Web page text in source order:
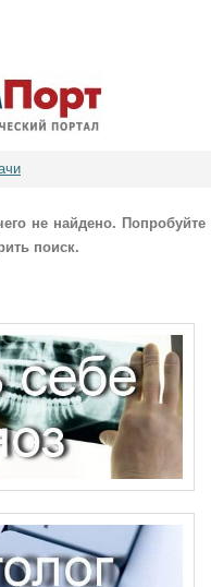
не найдено. Попробуйте
поиск.